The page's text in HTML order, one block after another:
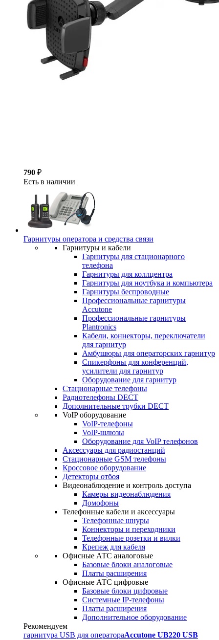
790 ₽
Есть в наличии
Гарнитуры оператора и средства связи
Гарнитуры и кабели
Гарнитуры для стационарного
телефона
Гарнитуры для коллцентра
Гарнитуры для ноутбука и компьютера
Гарнитуры беспроводные
Профессиональные гарнитуры
Accutone
Профессиональные гарнитуры
Plantronics
Кабели, коннекторы, переключатели
для гарнитур
Амбушюры для операторских гарнитур
Cпикерфоны для конференций,
усилители для гарнитур
Оборудование для гарнитур
Стационарные телефоны
Радиотелефоны DECT
Дополнительные трубки DECT
VoIP оборудование
VoIP-телефоны
VoIP-шлюзы
Оборудование для VoIP телефонов
Аксессуары для радиостанций
Стационарные GSM телефоны
Кроссовое оборудование
Детекторы отбоя
Видеонаблюдение и контроль доступа
Камеры видеонаблюдения
Домофоны
Телефонные кабели и аксессуары
Телефонные шнуры
Коннекторы и переходники
Телефонные розетки и вилки
Крепеж для кабеля
Офисные АТС аналоговые
Базовые блоки аналоговые
Платы расширения
Офисные АТС цифровые
Базовые блоки цифровые
Системные IP-телефоны
Платы расширения
Дополнительное оборудование
Рекомендуем
гарнитура USB для оператораAccutone UB220 USB